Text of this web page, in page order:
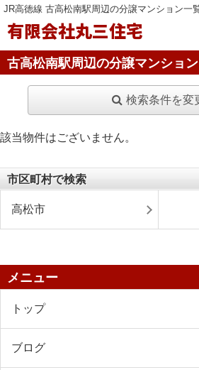
JR高徳線 古高松南駅周辺の分譲マンション一
有限会社丸三住宅
古高松南駅周辺の分譲マンション
検索条件を変
該当物件はございません。
市区町村で検索
高松市
メニュー
トップ
ブログ